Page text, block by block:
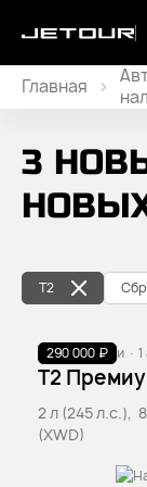
Главная
3
T2
290 000 ₽
В наличии ·
T2
2 л (245 л.с.),
(XWD)